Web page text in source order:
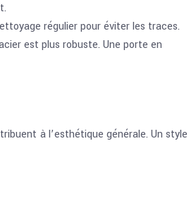
régulier pour éviter les traces.
est plus robuste. Une porte en
à l’esthétique générale. Un style